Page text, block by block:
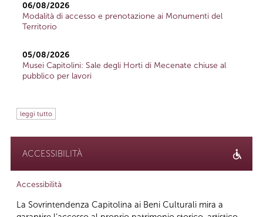
06/08/2026
Modalità di accesso e prenotazione ai Monumenti del
Territorio
05/08/2026
Musei Capitolini: Sale degli Horti di Mecenate chiuse al
pubblico per lavori
leggi tutto
ACCESSIBILITÀ
Accessibilità
La Sovrintendenza Capitolina ai Beni Culturali mira a